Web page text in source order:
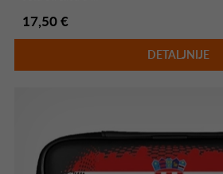
17,50 €
DETALJNIJE